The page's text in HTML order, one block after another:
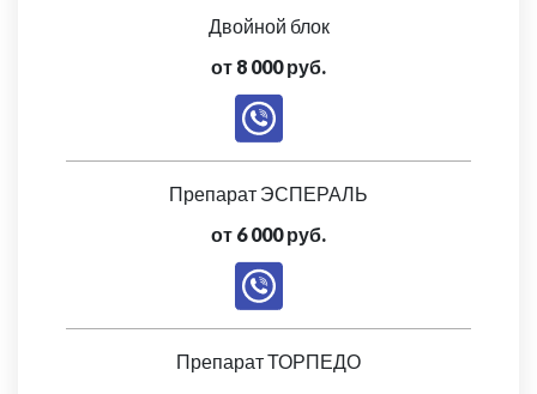
Двойной блок
от 8 000 руб.
Препарат ЭСПЕРАЛЬ
от 6 000 руб.
Препарат ТОРПЕДО